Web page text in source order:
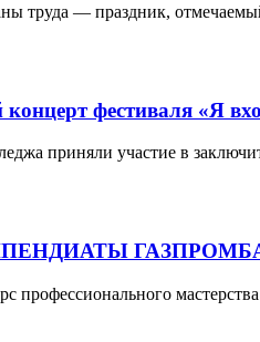
труда — праздник,
фестиваля «Я
приняли участие в
профессионального